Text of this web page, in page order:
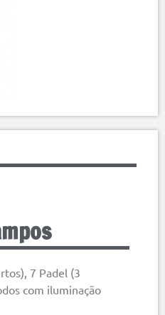
7 Padel (3
com iluminação